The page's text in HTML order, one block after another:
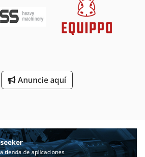
Lenhoff Cazo universal CB10M/SW08 •
• Enganche rápido • Máquina alemana
inmediatamente • Estado excelente,
oferta no es vinculante y está sujeta a
Anuncie aquí
tienda de aplicaciones